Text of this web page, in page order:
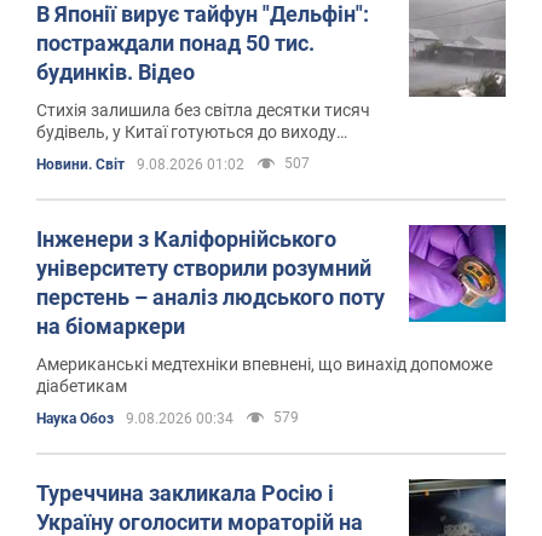
В Японії вирує тайфун "Дельфін":
постраждали понад 50 тис.
будинків. Відео
Стихія залишила без світла десятки тисяч
будівель, у Китаї готуються до виходу
тайфуну на сушу
Новини. Світ 9.08.2026 01:02 507
Інженери з Каліфорнійського
університету створили розумний
перстень – аналіз людського поту
на біомаркери
Американські медтехніки впевнені, що винахід допоможе
діабетикам
Наука Обоз 9.08.2026 00:34 579
Туреччина закликала Росію і
Україну оголосити мораторій на